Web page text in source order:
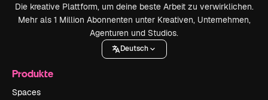
Die kreative Plattform, um deine beste Arbeit zu verwirklichen.
Mehr als 1 Million Abonnenten unter Kreativen, Unternehmen,
Agenturen und Studios.
Deutsch
Produkte
Spaces